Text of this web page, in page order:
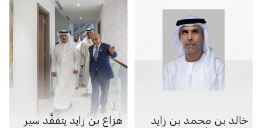
خالد بن محمد بن زايد
هزاع بن زايد يتفقَّد سير